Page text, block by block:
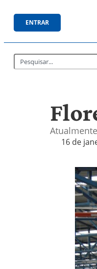
ENTRAR
16 de